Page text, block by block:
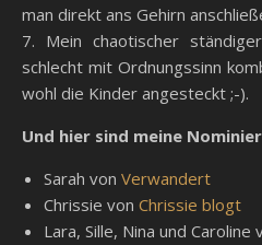
man direkt ans Gehirn
7. Mein chaotischer
schlecht mit Ordnungssinn
wohl die Kinder angesteckt ;-).
Und hier sind meine
Sarah von Verwandert
Chrissie von Chrissie blogt
Lara, Sille, Nina und Caroline